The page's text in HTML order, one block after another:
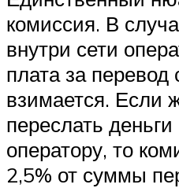
комиссия. В
внутри сети
плата за перевод
взимается. Если
переслать
оператору, то
2,5% от суммы